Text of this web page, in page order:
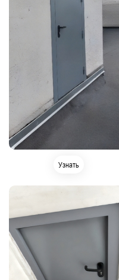
Узнать